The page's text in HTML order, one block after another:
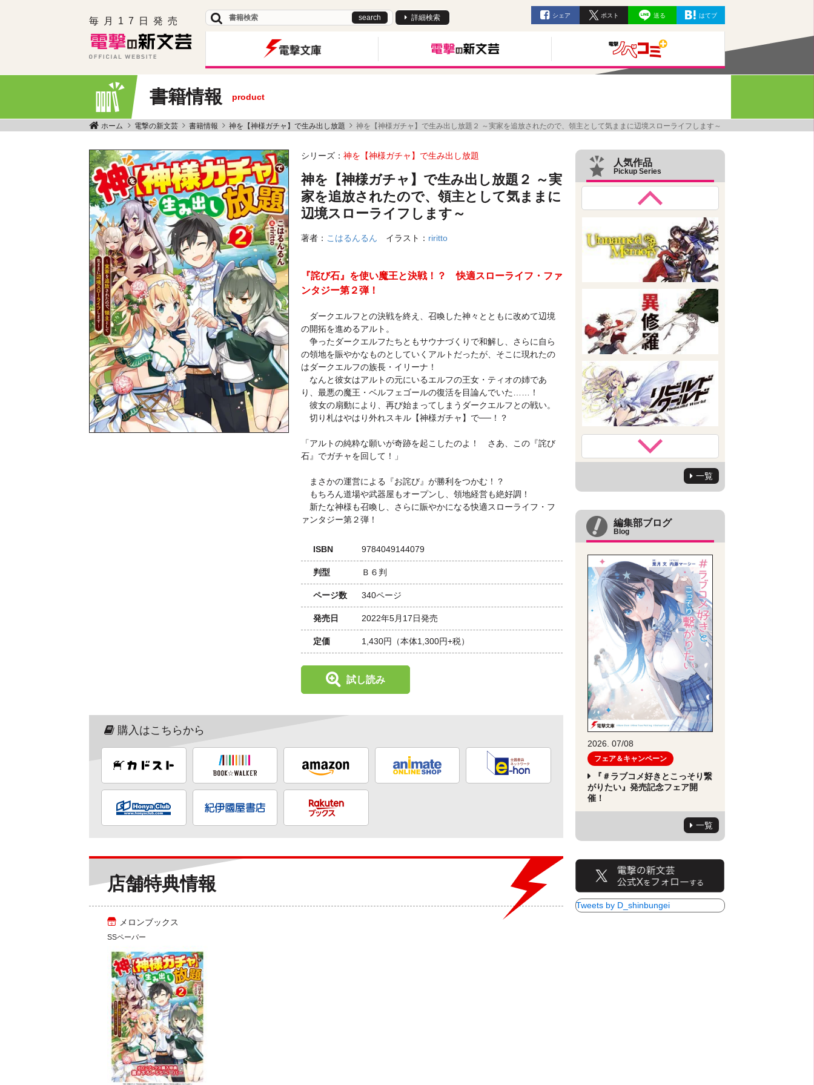
毎月17日発売 search 詳細検索 シェア ポスト 送る はてブ
書籍情報 product
ホーム 電撃の新文芸 書籍情報 神を【神様ガチャ】で生み出し放題 神を【神様ガチャ】で生み出し放題２ ～実家を追放されたので、領主として気ままに辺境スローライフします～
シリーズ： 神を【神様ガチャ】で生み出し放題
神を【神様ガチャ】で生み出し放題２ ～実
家を追放されたので、領主として気ままに
辺境スローライフします～
著者： こはるんるん イラスト： riritto
『詫び石』を使い魔王と決戦！？ 快適スローライフ・ファ
ンタジー第２弾！
ダークエルフとの決戦を終え、召喚した神々とともに改めて辺境
の開拓を進めるアルト。
争ったダークエルフたちともサウナづくりで和解し、さらに自ら
の領地を賑やかなものとしていくアルトだったが、そこに現れたの
はダークエルフの族長・イリーナ！
なんと彼女はアルトの元にいるエルフの王女・ティオの姉であ
り、最悪の魔王・ベルフェゴールの復活を目論んでいた……！
彼女の扇動により、再び始まってしまうダークエルフとの戦い。
切り札はやはり外れスキル【神様ガチャ】で──！？
「アルトの純粋な願いが奇跡を起こしたのよ！ さあ、この『詫び
石』でガチャを回して！」
まさかの運営による『お詫び』が勝利をつかむ！？
もちろん道場や武器屋もオープンし、領地経営も絶好調！
新たな神様も召喚し、さらに賑やかになる快適スローライフ・フ
ァンタジー第２弾！
ISBN 9784049144079
判型 Ｂ６判
ページ数 340ページ
発売日 2022年5月17日発売
定価 1,430円 （本体1,300円+税）
試し読み
購入はこちらから
店舗特典情報
メロンブックス
SSペーパー
人気作品
Pickup Series
一覧
編集部ブログ
Blog
2026. 07/08
フェア＆キャンペーン
『＃ラブコメ好きとこっそり繋
がりたい』発売記念フェア開
催！
一覧
Tweets by D_shinbungei